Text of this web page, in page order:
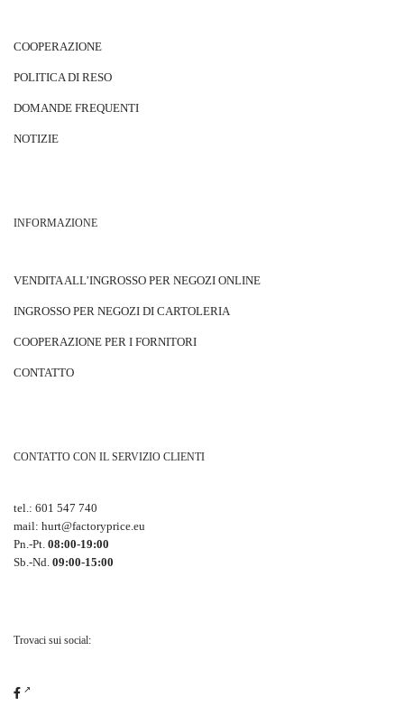
COOPERAZIONE
POLITICA DI RESO
DOMANDE FREQUENTI
NOTIZIE
INFORMAZIONE
VENDITA ALL’INGROSSO PER NEGOZI ONLINE
INGROSSO PER NEGOZI DI CARTOLERIA
COOPERAZIONE PER I FORNITORI
CONTATTO
CONTATTO CON IL SERVIZIO CLIENTI
tel.: 601 547 740
mail: hurt@factoryprice.eu
Pn.-Pt. 08:00-19:00
Sb.-Nd. 09:00-15:00
Trovaci sui social: